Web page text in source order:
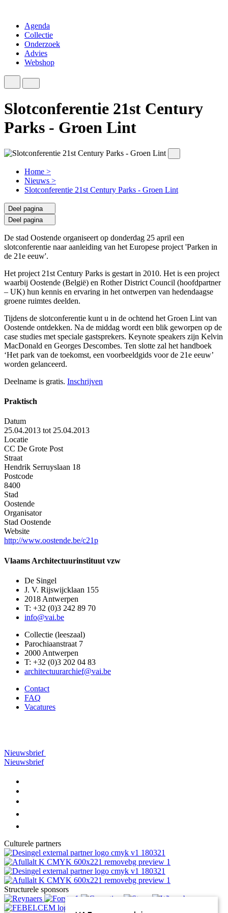
Agenda
Collectie
Onderzoek
Advies
Webshop
Slotconferentie 21st Century
Parks - Groen Lint
Home >
Nieuws >
Slotconferentie 21st Century Parks - Groen Lint
Deel pagina
Deel pagina
De stad Oostende organiseert op donderdag 25 april een
slotconferentie naar aanleiding van het Europese project 'Parken in
de 21e eeuw'.
Het project 21st Century Parks is gestart in 2010. Het is een project
waarbij Oostende (België) en Rother District Council (hoofdpartner
– UK) hun kennis en ervaring in het ontwerpen van hedendaagse
groene ruimtes deelden.
Tijdens de slotconferentie kunt u in de ochtend het Groen Lint van
Oostende ontdekken. Na de middag wordt een blik geworpen op de
case studies met speciale gastsprekers. Keynote speakers zijn Kelvin
MacDonald en Georges Descombes. Ten slotte zal het handboek
‘Het park van de toekomst, een voorbeeldgids voor de 21e eeuw’
worden gelanceerd.
Deelname is gratis. Inschrijven
Praktisch
Datum
25.04.2013 tot 25.04.2013
Locatie
CC De Grote Post
Straat
Hendrik Serruyslaan 18
Postcode
8400
Stad
Oostende
Organisator
Stad Oostende
Website
http://www.oostende.be/c21p
Vlaams Architectuurinstituut vzw
De Singel
J. V. Rijswijcklaan 155
2018 Antwerpen
T: +32 (0)3 242 89 70
info@vai.be
Collectie (leeszaal)
Parochiaanstraat 7
2000 Antwerpen
T: +32 (0)3 202 04 83
architectuurarchief@vai.be
Contact
FAQ
Vacatures
Nieuwsbrief
Nieuwsbrief
Culturele partners
Structurele sponsors